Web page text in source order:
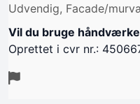
Udvendig, Facade/
Vil du bruge
Oprettet i cvr nr.: